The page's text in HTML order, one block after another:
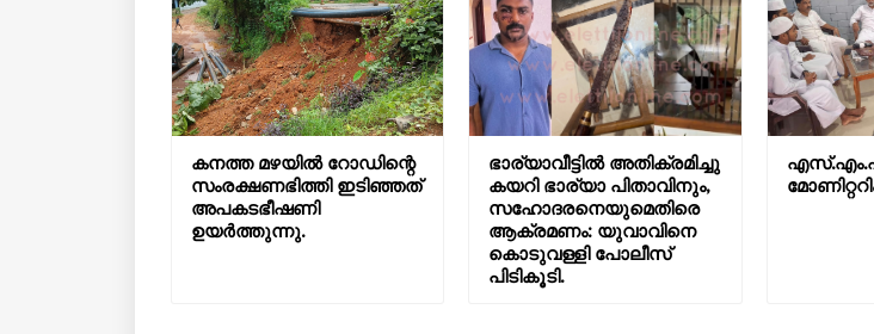
കനത്ത മഴയിൽ റോഡിന്റെ
സംരക്ഷണഭിത്തി ഇടിഞ്ഞത്
അപകടഭീഷണി
ഉയർത്തുന്നു.
ഭാര്യാവീട്ടിൽ അതിക്രമിച്ചു
കയറി ഭാര്യാ പിതാവിനും,
സഹോദരനെയുമെതിരെ
ആക്രമണം: യുവാവിനെ
കൊടുവള്ളി പോലീസ്
പിടികൂടി.